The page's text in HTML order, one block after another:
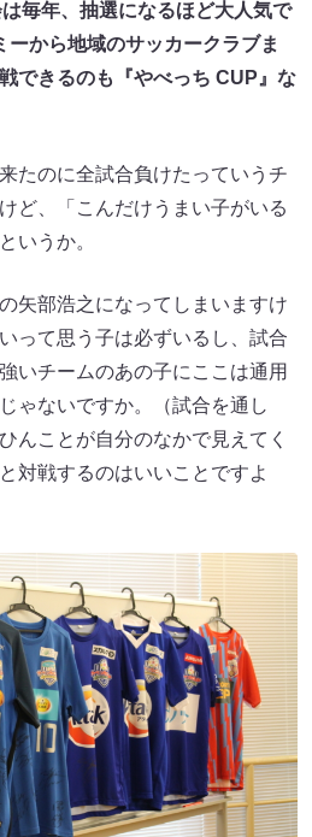
毎年、抽選になるほど大人気で
から地域のサッカークラブま
できるのも『やべっち CUP』な
たのに全試合負けたっていうチ
ど、「こんだけうまい子がいる
いうか。
矢部浩之になってしまいますけ
って思う子は必ずいるし、試合
いチームのあの子にここは通用
ゃないですか。（試合を通し
んことが自分のなかで見えてく
対戦するのはいいことですよ